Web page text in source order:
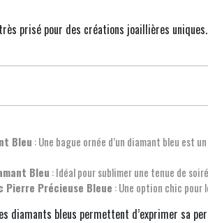
prisé pour des créations joaillières
Bleu : Une bague ornée d’un diamant bleu est
Bleu : Idéal pour sublimer une tenue de
Pierre Précieuse Bleue : Une option chic
diamants bleus permettent d’exprimer sa